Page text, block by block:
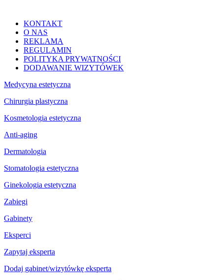
KONTAKT
O NAS
REKLAMA
REGULAMIN
POLITYKA PRYWATNOŚCI
DODAWANIE WIZYTÓWEK
Medycyna estetyczna
Chirurgia plastyczna
Kosmetologia estetyczna
Anti-aging
Dermatologia
Stomatologia estetyczna
Ginekologia estetyczna
Zabiegi
Gabinety
Eksperci
Zapytaj eksperta
Dodaj gabinet/wizytówkę eksperta